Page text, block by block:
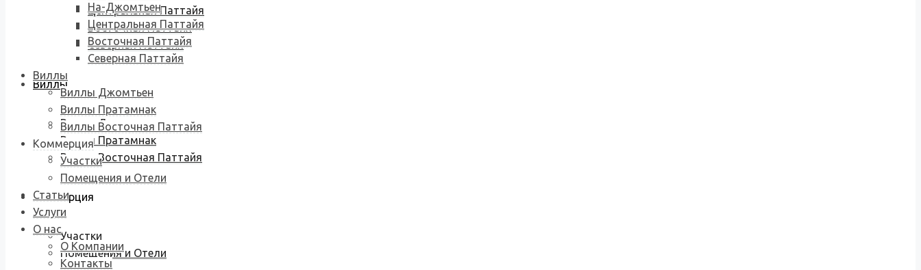
Центральная Паттайя
Восточная Паттайя
Северная Паттайя
Виллы
Виллы Джомтьен
Виллы Пратамнак
Виллы Восточная Паттайя
Коммерция
Участки
Помещения и Отели
На-Джомтьен
Центральная Паттайя
Восточная Паттайя
Северная Паттайя
Виллы
Виллы Джомтьен
Виллы Пратамнак
Виллы Восточная Паттайя
Коммерция
Участки
Помещения и Отели
Статьи
Услуги
О нас
О Компании
Контакты